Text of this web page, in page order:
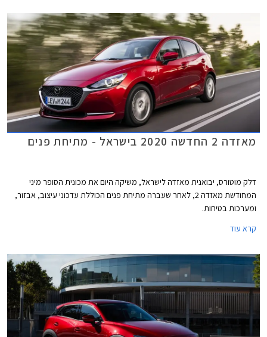
מאזדה 2 החדשה 2020 בישראל - מתיחת פנים
דלק מוטורס, יבואנית מאזדה לישראל, משיקה היום את מכונית הסופר מיני
המחודשת מאזדה 2, לאחר שעברה מתיחת פנים הכוללת עדכוני עיצוב, אבזור,
ומערכות בטיחות.
קרא עוד